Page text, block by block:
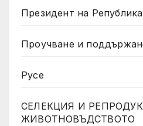
Президент на
Проучване и
Русе
СЕЛЕКЦИЯ И
ЖИВОТНОВЪДСТВОТО